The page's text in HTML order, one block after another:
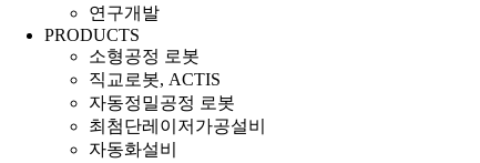
연구개발
PRODUCTS
소형공정 로봇
직교로봇, ACTIS
자동정밀공정 로봇
최첨단레이저가공설비
자동화설비